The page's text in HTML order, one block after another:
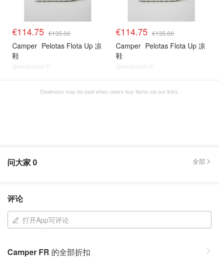
€114.75 €135.00
Camper Pelotas Flota Up 凉
鞋
@dealmoon.fr
€114.75 €135.00
Camper Pelotas Flota Up 凉
鞋
@dealmoon.fr
Dealmoon may be paid when users buy items via our links.
问大家0 全部
评论
打开App写评论
Camper FR 的全部折扣